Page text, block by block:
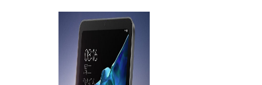
Подробнее
об оплате Плайтом